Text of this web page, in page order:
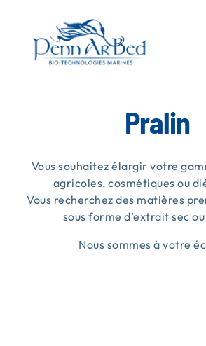
contenu
MATIÈRES PREMIÈRES MARINES
NOS PRODUITS
Pralin
Vous souhaitez élargir votre
agricoles, cosmétiques ou
Vous recherchez des matières
sous forme d’extrait sec
Nous sommes à votre